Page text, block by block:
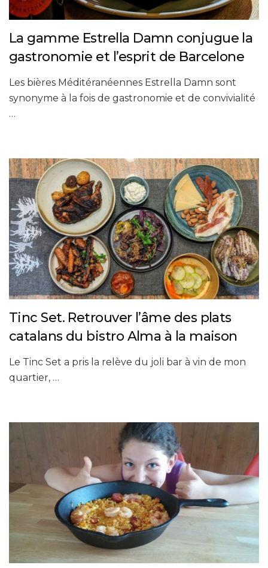
La gamme Estrella Damn conjugue la
gastronomie et l’esprit de Barcelone
Les bières Méditéranéennes Estrella Damn sont
synonyme à la fois de gastronomie et de convivialité
…
Tinc Set. Retrouver l’âme des plats
catalans du bistro Alma à la maison
Le Tinc Set a pris la relève du joli bar à vin de mon
quartier, …